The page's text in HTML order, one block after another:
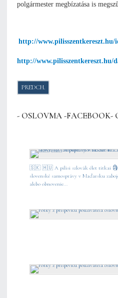
polgármester megbízatása is
http://
http://www.pilisszentkereszt.hu/
PREDCHÁDZAJÚCI ČLÁNOK:
PREDCH.
- OSLOVMA -FACEBOOK-
🇸🇰 🇭🇺 A pilisi szlovák élet titkai 🗿
slovenské samosprávy v Maďarsku
alebo obnovenie...